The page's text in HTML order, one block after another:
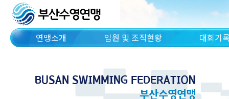
연맹소개 임원 및 조직현황 대회기